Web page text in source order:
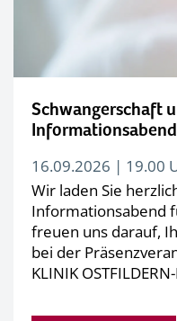
Schwangerschaft
16.09.2026 | 19.00
Wir laden Sie
Informationsabend
freuen uns darauf,
bei der
KLINIK